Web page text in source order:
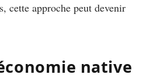
cette approche peut devenir
native